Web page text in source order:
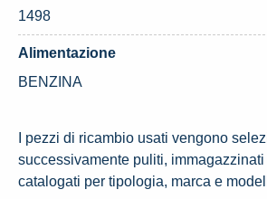
1498
Alimentazione
BENZINA
I pezzi di ricambio usati vengono
successivamente puliti,
catalogati per tipologia, marca e